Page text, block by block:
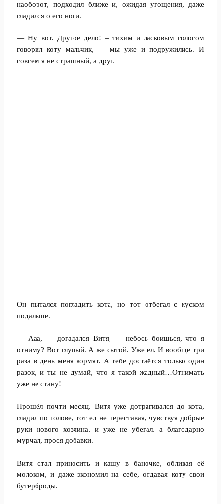
наоборот, подходил ближе и, ожидая угощения, даже
гладился о его ноги.
— Ну, вот. Другое дело! – тихим и ласковым голосом
говорил коту мальчик, — мы уже и подружились. И
совсем я не страшный, а друг.
Он пытался погладить кота, но тот отбегал с куском
подальше.
— Ааа, — догадался Витя, — небось боишься, что я
отниму? Вот глупый. А же сытой. Уже ел. И вообще три
раза в день меня кормят. А тебе достаётся только один
разок, и ты не думай, что я такой жадный…Отнимать
уже не стану!
Прошёл почти месяц. Витя уже дотрагивался до кота,
гладил по голове, тот ел не переставая, чувствуя добрые
руки нового хозяина, и уже не убегал, а благодарно
мурчал, прося добавки.
Витя стал приносить и кашу в баночке, обливая её
молоком, и даже экономил на себе, отдавая коту свои
бутерброды.